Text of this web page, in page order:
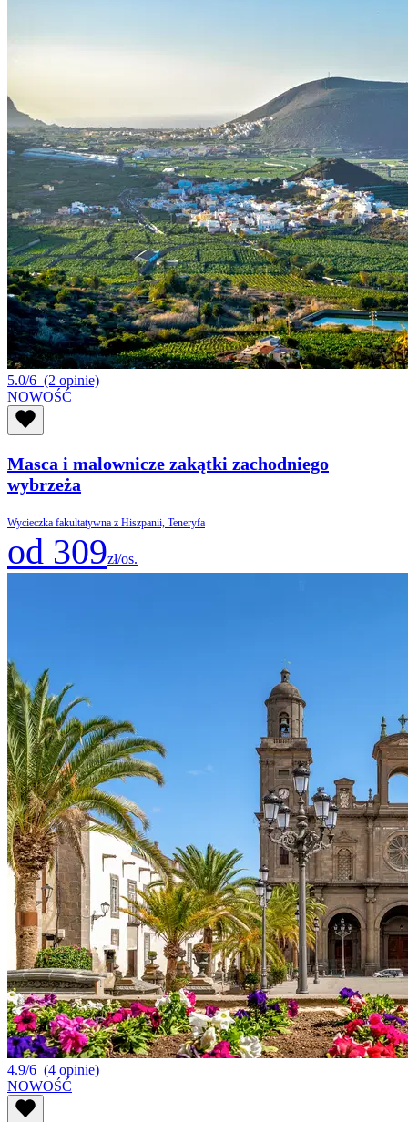
5.0/6 (2 opinie)
NOWOŚĆ
Masca i malownicze zakątki zachodniego
wybrzeża
Wycieczka fakultatywna z Hiszpanii, Teneryfa
od 309zł/os.
4.9/6 (4 opinie)
NOWOŚĆ